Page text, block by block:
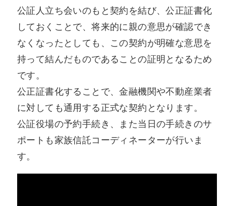
公証人立ち会いのもと契約を結び、公正証書化
しておくことで、将来的に親の意思が確認でき
なくなったとしても、この契約が明確な意思を
持って結んだものであることの証明となるため
です。
公正証書化することで、金融機関や不動産業者
に対しても通用する正式な契約となります。
公証役場の予約手続き、また当日の手続きのサ
ポートも家族信託コーディネーターが行いま
す。